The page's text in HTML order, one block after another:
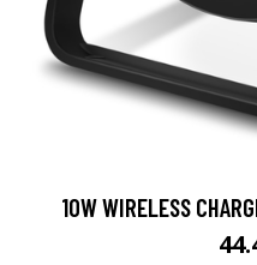
10W WIRELESS